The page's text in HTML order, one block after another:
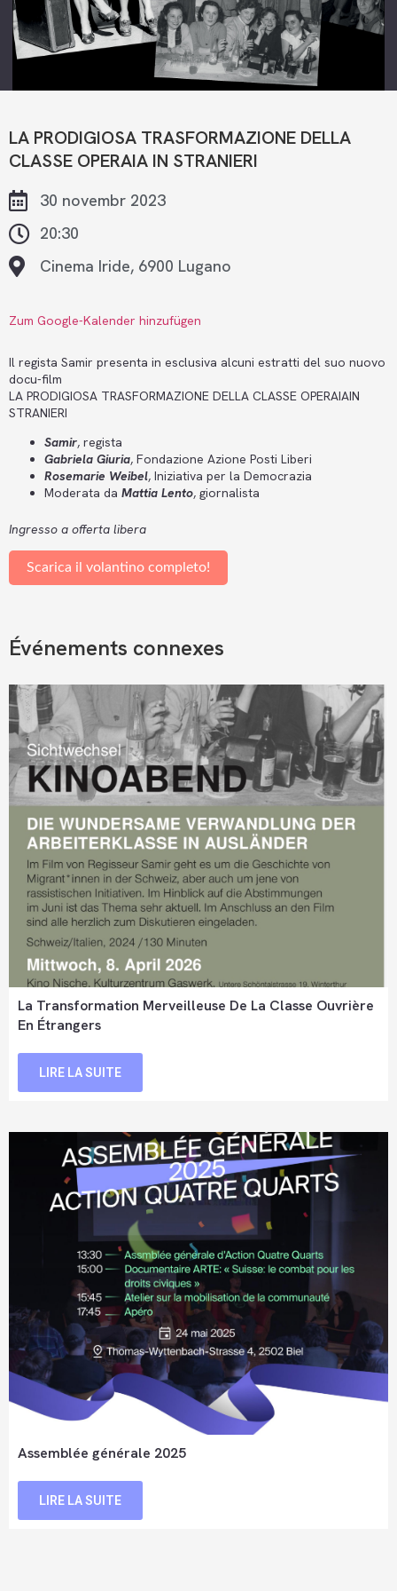
LA PRODIGIOSA TRASFORMAZIONE DELLA
CLASSE OPERAIA IN STRANIERI
30 novembr 2023
20:30
Cinema Iride, 6900 Lugano
Zum Google-Kalender hinzufügen
Il regista Samir presenta in esclusiva alcuni estratti del suo nuovo
docu-film
LA PRODIGIOSA TRASFORMAZIONE DELLA CLASSE OPERAIAIN
STRANIERI
Samir, regista
Gabriela Giuria, Fondazione Azione Posti Liberi
Rosemarie Weibel, Iniziativa per la Democrazia
Moderata da Mattia Lento, giornalista
Ingresso a offerta libera
Scarica il volantino completo!
Événements connexes
La Transformation Merveilleuse De La Classe Ouvrière
En Étrangers
LIRE LA SUITE
Assemblée générale 2025
LIRE LA SUITE